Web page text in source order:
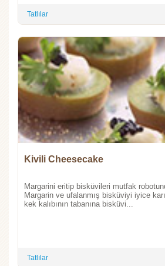
Tatlılar
Kivili Cheesecake
Margarini eritip bisküvileri mutfak
Margarin ve ufalanmış bisküviyi iyice
kek kalıbının tabanına bisküvi...
Tatlılar